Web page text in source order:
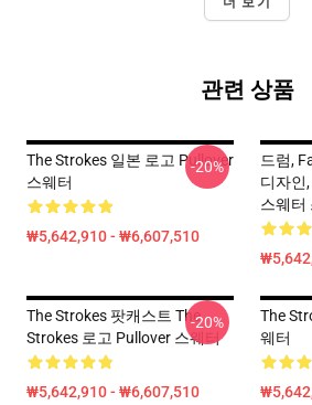
관련 상품
The Strokes 일본 로고 Pullover
스웨터
₩5,642,910 - ₩6,607,510
-20%
드럼,
디자인
스웨터
The Strokes 팟캐스트 The
Strokes 로고 Pullover 스웨터
₩5,642,910 - ₩6,607,510
-20%
The
웨터